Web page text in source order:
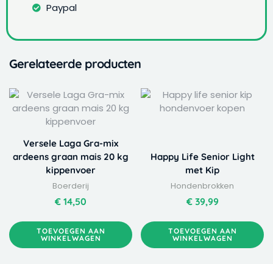
Paypal
Gerelateerde producten
Versele Laga Gra-mix
ardeens graan mais 20 kg
kippenvoer
Boerderij
€ 14,50
TOEVOEGEN AAN
WINKELWAGEN
Happy Life Senior Light
met Kip
Hondenbrokken
€39,99
TOEVOEGEN AAN
WINKELWAGEN